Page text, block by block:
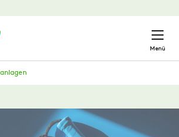
Menü